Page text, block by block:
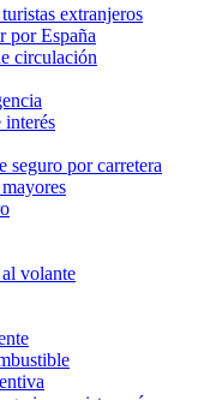
extranjeros
por España
circulación
interés
por carretera
volante